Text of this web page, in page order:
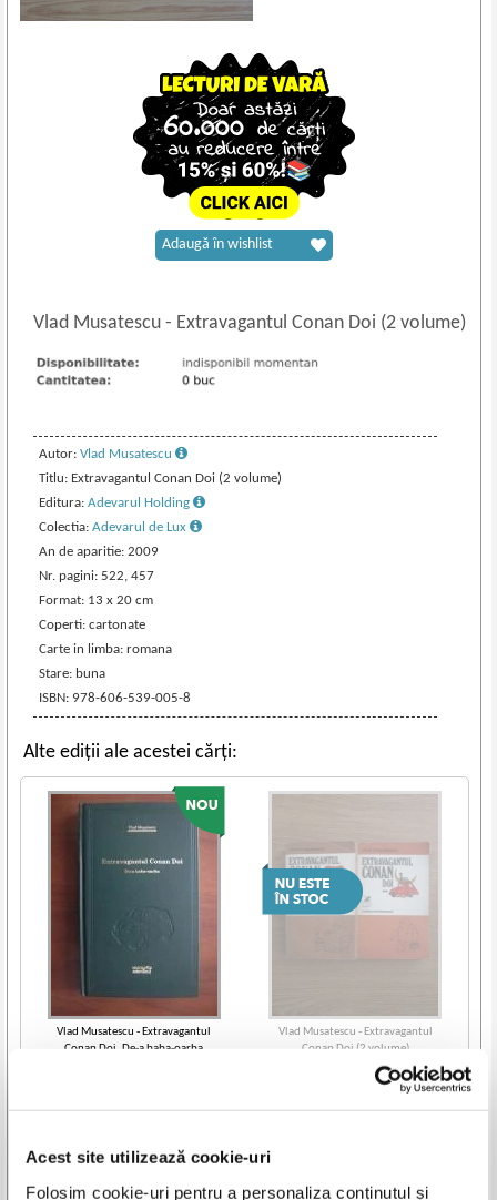
Acest site utilizează cookie-uri
Folosim cookie-uri pentru a personaliza conținutul și
Vlad Musatescu- Extravagantul Conan Doi (2 volume)
Autor:Vlad Musatescu
Titlu: Extravagantul Conan Doi (2 volume)
Editura:Adevarul Holding
Colectia:Adevarul de Lux
An de aparitie: 2009
Nr. pagini: 522, 457
Format: 13 x 20 cm
Coperti: cartonate
Carte in limba: romana
Stare: buna
ISBN: 978-606-539-005-8
Adaugă în wishlist
Alte ediții ale acestei cărți:
Vlad Musatescu - Extravagantul
Conan Doi. De-a baba-oarba
Adaugă în coș
Vlad Musatescu - Extravagantul
Conan Doi (2 volume)
Vezi toate edițiile »